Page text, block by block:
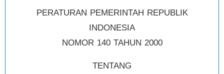
PERATURAN PEMERINTAH REPUBLIK
INDONESIA
NOMOR 140 TAHUN 2000
TENTANG